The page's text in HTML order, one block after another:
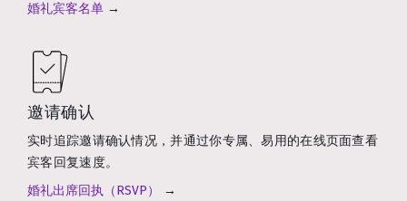
婚礼宾客名单 →
邀请确认
实时追踪邀请确认情况，并通过你专属、易用的在线页面查看
宾客回复速度。
婚礼出席回执（RSVP）
→